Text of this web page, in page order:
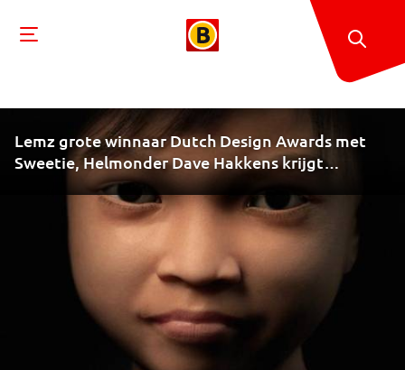
Lemz grote winnaar Dutch Design Awards met
Sweetie, Helmonder Dave Hakkens krijgt
stimuleringsprijs